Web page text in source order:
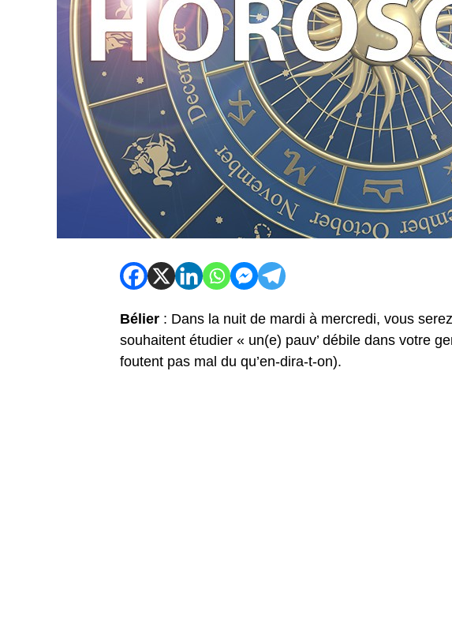
Bélier : Dans la nuit de mardi à mercredi, vous
souhaitent étudier « un(e) pauv’ débile dans votre
foutent pas mal du qu’en-dira-t-on).